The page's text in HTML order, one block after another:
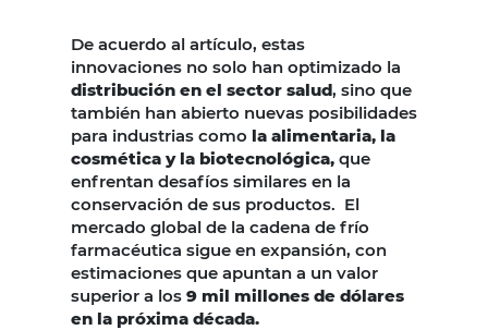
De acuerdo al artículo, estas
innovaciones no solo han optimizado la
distribución en el sector salud, sino que
también han abierto nuevas posibilidades
para industrias como la alimentaria, la
cosmética y la biotecnológica, que
enfrentan desafíos similares en la
conservación de sus productos. El
mercado global de la cadena de frío
farmacéutica sigue en expansión, con
estimaciones que apuntan a un valor
superior a los 9 mil millones de dólares
en la próxima década.